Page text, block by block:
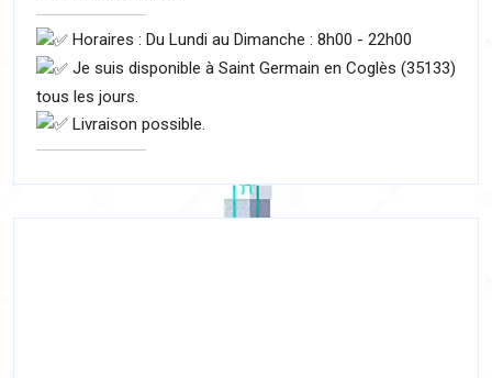
Horaires : Du Lundi au Dimanche : 8h00 - 22h00
Je suis disponible à Saint Germain en Coglès (35133)
tous les jours.
Livraison possible.